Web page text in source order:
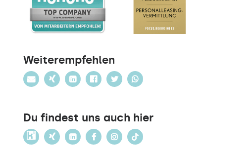
Weiterempfehlen
Du findest uns auch hier